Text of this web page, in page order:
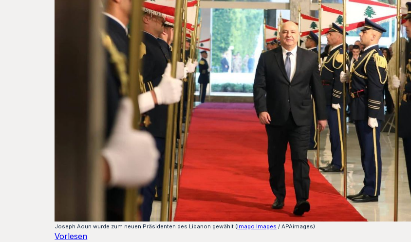
Joseph Aoun wurde zum neuen Präsidenten des Libanon gewählt (Imago Images / APAimages)
Vorlesen